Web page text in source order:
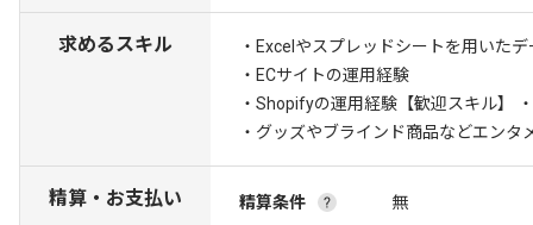
求めるスキル
・Excelやスプレッドシートを用いた
・ECサイトの運用経験
・Shopifyの運用経験 【歓迎スキル】
・グッズやブラインド商品などエンタ
精算・お支払い 精算条件
無